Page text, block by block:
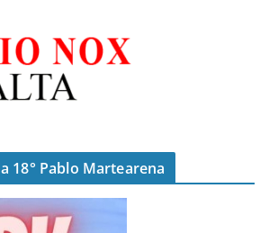
18° Pablo Martearena